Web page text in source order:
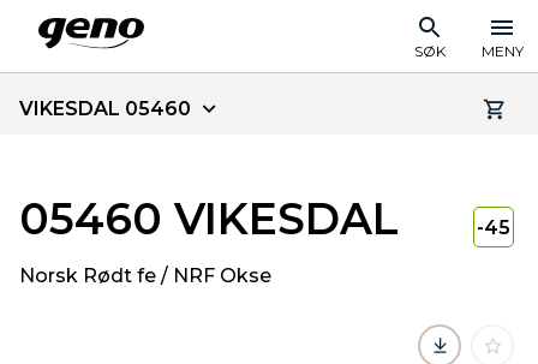
SØK MENY
VIKESDAL 05460
05460 VIKESDAL
Norsk Rødt fe / NRF Okse
-45